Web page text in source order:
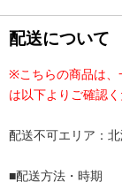
配送について
※こちらの商品は、
は以下よりご確認く
配送不可エリア：
■配送方法・時期